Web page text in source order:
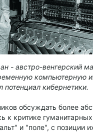
- австро-венгерский
компьютерную
потенциал кибернетики.
обсуждать более
к критике
и "поле", с позиции